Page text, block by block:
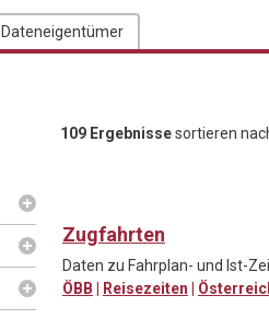
Dateneigentümer
109 Ergebnissesortieren
Zugfahrten
Daten zu Fahrplan- und Ist-
ÖBB | Reisezeiten |